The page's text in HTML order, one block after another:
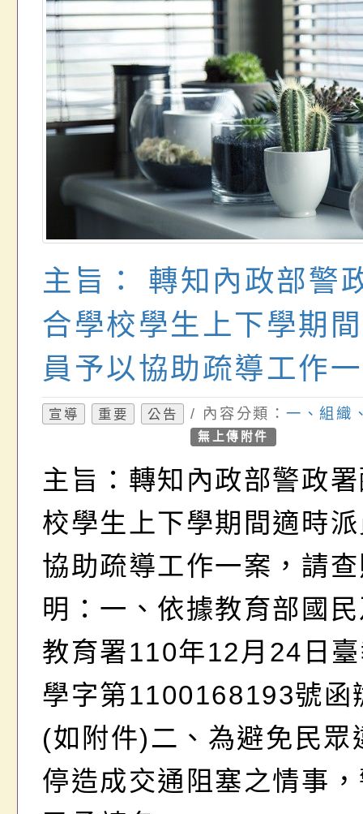
主旨： 轉知內政部警
合學校學生上下學期
員予以協助疏導工作
查照。
宣導 重要 公告 / 內容分類：一、組織
無上傳附件
主旨：轉知內政部警政
校學生上下學期間適時
協助疏導工作一案，請
明：一、依據教育部國
教育署110年12月24日
學字第1100168193號函
(如附件)二、為避免民眾
停造成交通阻塞之情事